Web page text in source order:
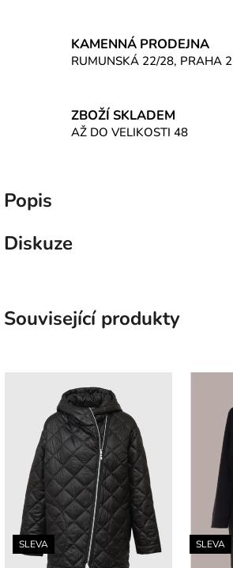
KAMENNÁ PRODEJNA
RUMUNSKÁ 22/28, PRAHA 2
ZBOŽÍ SKLADEM
AŽ DO VELIKOSTI 48
Popis
Diskuze
Související produkty
SLEVA SLEVA